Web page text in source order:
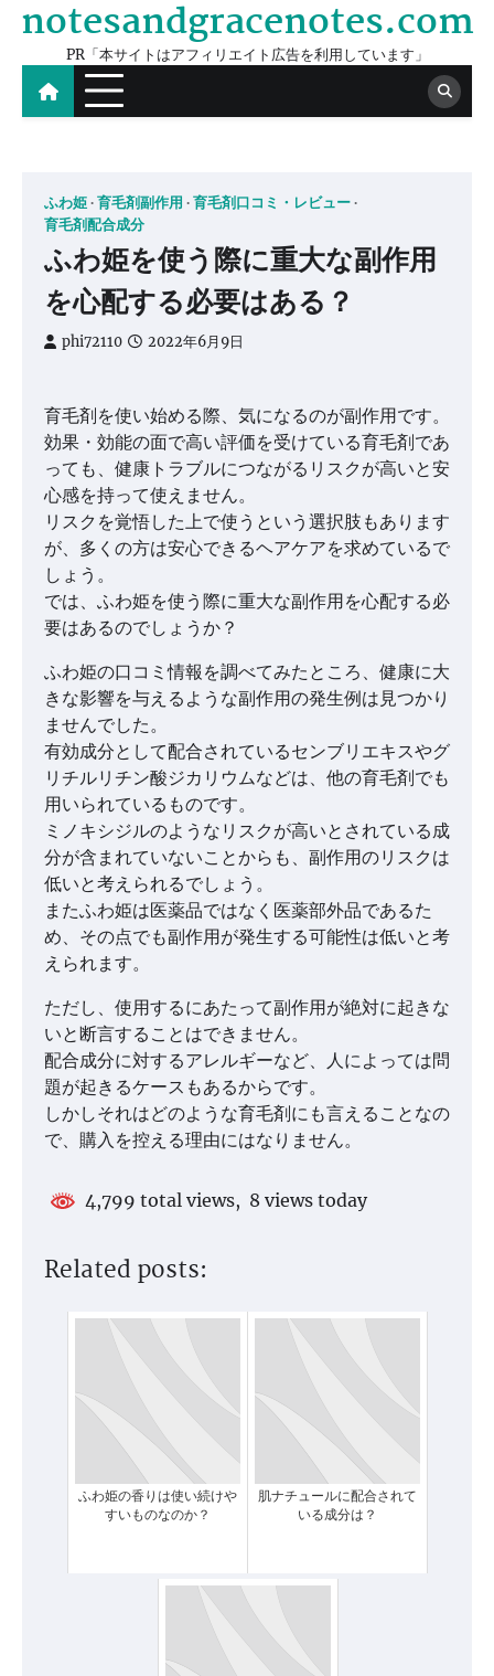
Skip
content
notesandgracenotes.com
PR「本サイトはアフィリエイト広告を利用しています」
ふわ姫 育毛剤副作用
育毛剤口コミ・レビュー
育毛剤配合成分
ふわ姫を使う際に重大な副作用
を心配する必要はある？
phi72110 2022年6月9日
育毛剤を使い始める際、気になるのが副作用です。
効果・効能の面で高い評価を受けている育毛剤であ
っても、健康トラブルにつながるリスクが高いと安
心感を持って使えません。
リスクを覚悟した上で使うという選択肢もあります
が、多くの方は安心できるヘアケアを求めているで
しょう。
では、ふわ姫を使う際に重大な副作用を心配する必
要はあるのでしょうか？
ふわ姫の口コミ情報を調べてみたところ、健康に大
きな影響を与えるような副作用の発生例は見つかり
ませんでした。
有効成分として配合されているセンブリエキスやグ
リチルリチン酸ジカリウムなどは、他の育毛剤でも
用いられているものです。
ミノキシジルのようなリスクが高いとされている成
分が含まれていないことからも、副作用のリスクは
低いと考えられるでしょう。
またふわ姫は医薬品ではなく医薬部外品であるた
め、その点でも副作用が発生する可能性は低いと考
えられます。
ただし、使用するにあたって副作用が絶対に起きな
いと断言することはできません。
配合成分に対するアレルギーなど、人によっては問
題が起きるケースもあるからです。
しかしそれはどのような育毛剤にも言えることなの
で、購入を控える理由にはなりません。
4,799 total views, 8 views today
Related posts:
ふわ姫の香りは使い続けや
すいものなのか？
肌ナチュールに配合されて
いる成分は？